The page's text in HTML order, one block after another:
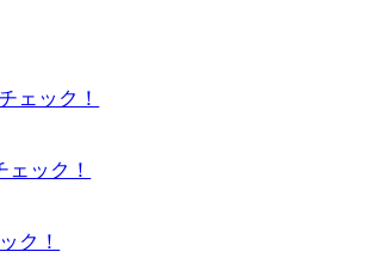
ェック！
ェック！
ク！